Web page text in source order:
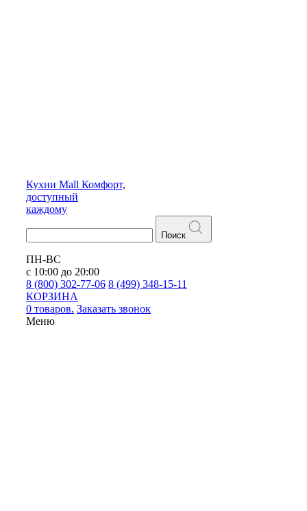
Кухни Mall Комфорт,
доступный
каждому
Поиск
ПН-ВС
с 10:00 до 20:00
8 (800) 302-77-06 8 (499) 348-15-11
КОРЗИНА
0 товаров. Заказать звонок
Меню